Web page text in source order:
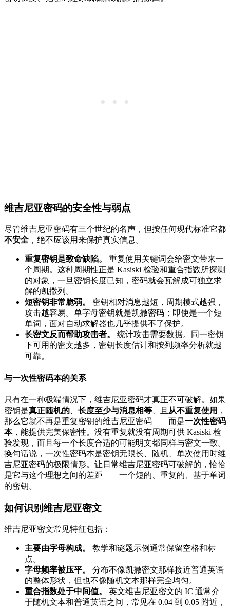
维吉尼亚密码的安全性与弱点
尽管维吉尼亚密码有三个世纪的名声，但按任何现代标准它都
不安全 ，绝不应该用来保护真实信息。
重复密钥是致命缺陷。
重复使用关键词会给密文带来一
个周期。这种周期性正是 Kasiski 检验和重合指数所探测
的对象，一旦密钥长度已知，密码就会瓦解成可独立求
解的凯撒列。
短密钥非常脆弱。
密钥相对消息越短，周期模式越强，
攻击越容易。单字母密钥就是凯撒密码；即使是一个短
单词，面对自动求解器也几乎提供不了保护。
长密文反而帮助攻击者。
统计攻击需要数据。同一密钥
下可用的密文越多，密钥长度估计和按列频率分析就越
可靠。
与一次性密码本的关系
只有在一种极端情况下，维吉尼亚密码才真正不可破解。如果
密钥是真正随机的 长度至少与消息相等 、且 从不重复使用 ，
那么它就不再是重复密钥的维吉尼亚密码——而是一次性密码
本，能提供完美保密性。没有重复就没有周期可供 Kasiski 检
验发现，而且每一个长度合适的可能明文都同样与密文一致。
换句话说，一次性密码本是密钥无限长、随机、单次使用时维
吉尼亚密码的极限情形。让日常维吉尼亚密码可破解的，恰恰
是它与这个理想之间的差距——一个短的、重复的、基于单词
的密钥。
如何识别维吉尼亚密文
维吉尼亚密文常见特征包括：
主要由字母构成。
教学和谜题示例通常保留空格和标
点。
字母频率被压平。
分布不像凯撒密文那样接近普通英语
的整体形状，但也不像随机文本那样完全均匀。
重合指数处于中间值。
英文维吉尼亚密文的 IC 通常介
于随机文本和普通英语之间，常见在 0.04 到 0.05 附近，